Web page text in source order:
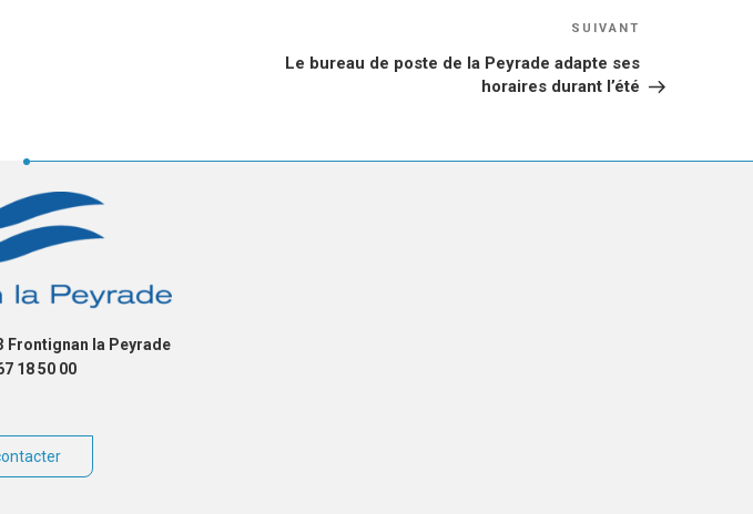
SUIVANT
Le bureau de poste de la Peyrade adapte ses
horaires durant l’été
Frontignan la Peyrade
18 50 00